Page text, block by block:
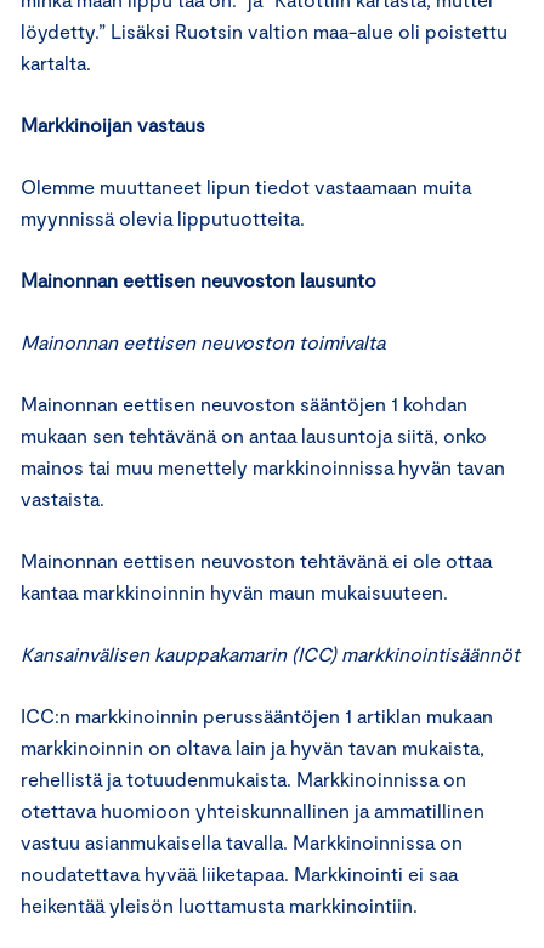
löydetty.” Lisäksi Ruotsin valtion maa-alue oli poistettu
kartalta.
Markkinoijan vastaus
Olemme muuttaneet lipun tiedot vastaamaan muita
myynnissä olevia lipputuotteita.
Mainonnan eettisen neuvoston lausunto
Mainonnan eettisen neuvoston toimivalta
Mainonnan eettisen neuvoston sääntöjen 1 kohdan
mukaan sen tehtävänä on antaa lausuntoja siitä, onko
mainos tai muu menettely markkinoinnissa hyvän tavan
vastaista.
Mainonnan eettisen neuvoston tehtävänä ei ole ottaa
kantaa markkinoinnin hyvän maun mukaisuuteen.
Kansainvälisen kauppakamarin (ICC) markkinointisäännöt
ICC:n markkinoinnin perussääntöjen 1 artiklan mukaan
markkinoinnin on oltava lain ja hyvän tavan mukaista,
rehellistä ja totuudenmukaista. Markkinoinnissa on
otettava huomioon yhteiskunnallinen ja ammatillinen
vastuu asianmukaisella tavalla. Markkinoinnissa on
noudatettava hyvää liiketapaa. Markkinointi ei saa
heikentää yleisön luottamusta markkinointiin.